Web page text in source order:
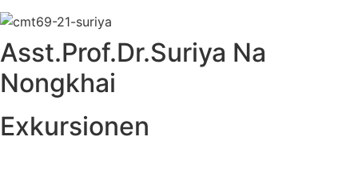
Asst.Prof.Dr.Suriya Na
Nongkhai
Exkursionen